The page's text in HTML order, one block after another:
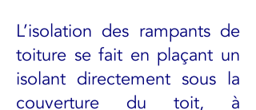
L’isolation des rampants de
toiture se fait en plaçant un
isolant directement sous la
couverture du toit, à